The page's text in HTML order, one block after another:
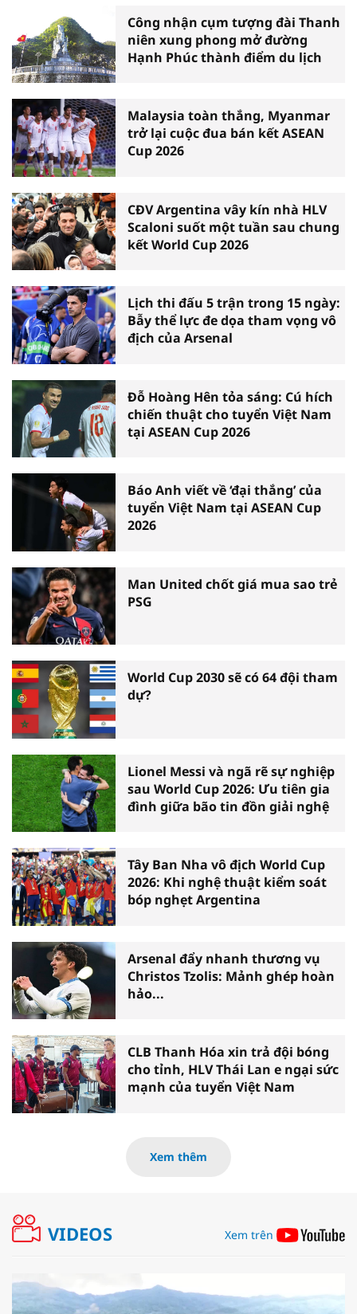
Công nhận cụm tượng đài Thanh
niên xung phong mở đường
Hạnh Phúc thành điểm du lịch
Malaysia toàn thắng, Myanmar
trở lại cuộc đua bán kết ASEAN
Cup 2026
CĐV Argentina vây kín nhà HLV
Scaloni suốt một tuần sau chung
kết World Cup 2026
Lịch thi đấu 5 trận trong 15 ngày:
Bẫy thể lực đe dọa tham vọng vô
địch của Arsenal
Đỗ Hoàng Hên tỏa sáng: Cú hích
chiến thuật cho tuyển Việt Nam
tại ASEAN Cup 2026
Báo Anh viết về ‘đại thắng’ của
tuyển Việt Nam tại ASEAN Cup
2026
Man United chốt giá mua sao trẻ
PSG
World Cup 2030 sẽ có 64 đội tham
dự?
Lionel Messi và ngã rẽ sự nghiệp
sau World Cup 2026: Ưu tiên gia
đình giữa bão tin đồn giải nghệ
Tây Ban Nha vô địch World Cup
2026: Khi nghệ thuật kiểm soát
bóp nghẹt Argentina
Arsenal đẩy nhanh thương vụ
Christos Tzolis: Mảnh ghép hoàn
hảo...
CLB Thanh Hóa xin trả đội bóng
cho tỉnh, HLV Thái Lan e ngại sức
mạnh của tuyển Việt Nam
Xem thêm
VIDEOS Xem trên